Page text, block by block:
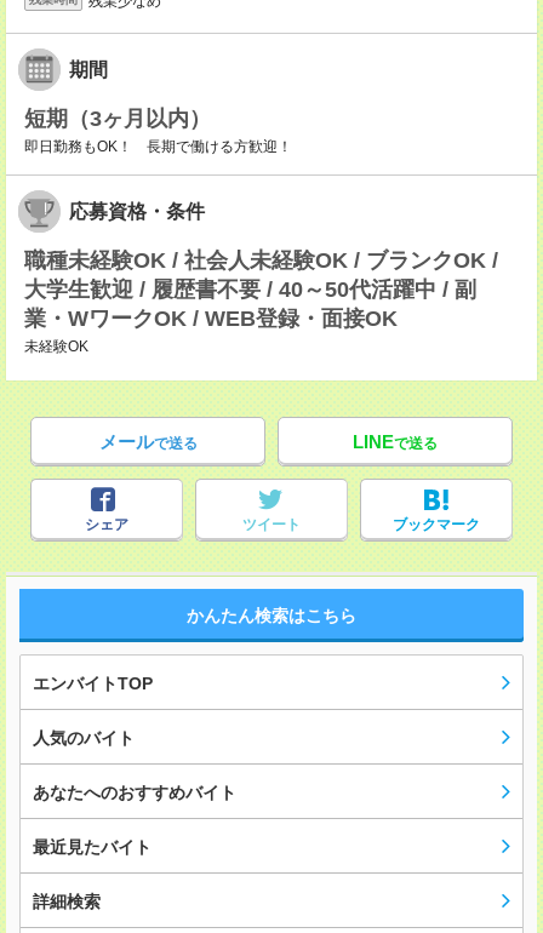
期間
短期（3ヶ月以内）
即日勤務もOK！ 長期で働ける方歓迎！
応募資格・条件
職種未経験OK / 社会人未経験OK / ブランクOK /
大学生歓迎 / 履歴書不要 / 40～50代活躍中 / 副
業・WワークOK / WEB登録・面接OK
未経験OK
メールで送る LINEで送る
シェア ツイート ブックマーク
かんたん検索はこちら
エンバイトTOP
人気のバイト
あなたへのおすすめバイト
最近見たバイト
詳細検索